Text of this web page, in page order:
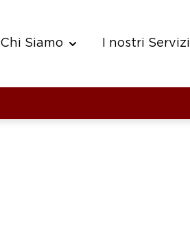
Chi Siamo I nostri Servizi